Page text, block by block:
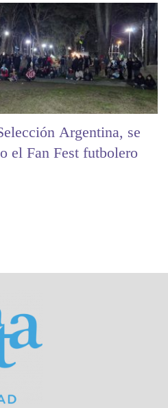
Argentina, se
el Fan Fest futbolero